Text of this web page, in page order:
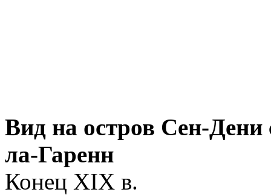
Вид на остров Сен-Дени
ла-Гаренн
Конец XIX в.